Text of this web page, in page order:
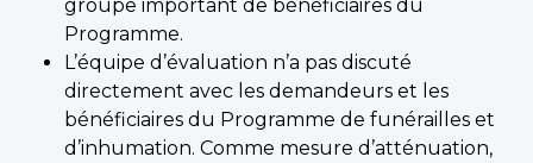
groupe important de bénéficiaires du
Programme.
L’équipe d’évaluation n’a pas discuté
directement avec les demandeurs et les
bénéficiaires du Programme de funérailles et
d’inhumation. Comme mesure d’atténuation,